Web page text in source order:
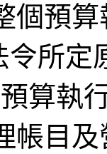
個預
令所定
算執
帳目